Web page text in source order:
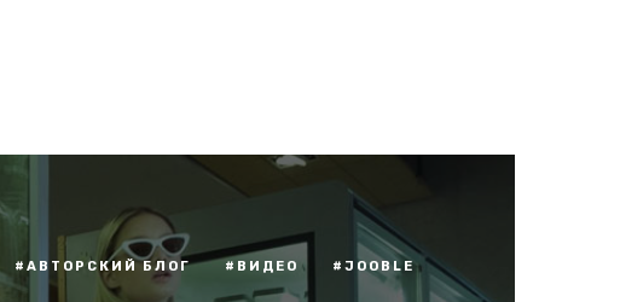
#АВТОРСКИЙ БЛОГ #ВИДЕО #JOOBLE